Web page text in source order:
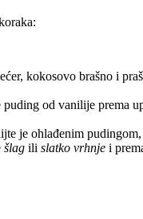
kokosovo brašno i
od vanilije prema
je ohlađenim
šlag ili slatko vrhnje i